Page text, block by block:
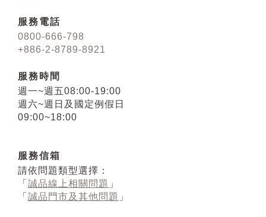
服務電話
0800-666-798
+886-2-8789-8921
服務時間
週一~週五08:00-19:00
週六~週日及國定例假日
09:00~18:00
服務信箱
請依問題類型選擇：
「 誠品線上相關問題 」
「 誠品門市及其他問題 」